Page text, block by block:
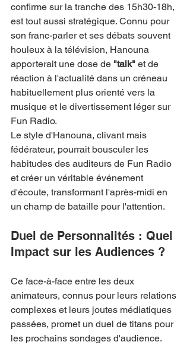
confirme sur la tranche des 15h30-18h,
est tout aussi stratégique. Connu pour
son franc-parler et ses débats souvent
houleux à la télévision, Hanouna
apporterait une dose de "talk" et de
réaction à l'actualité dans un créneau
habituellement plus orienté vers la
musique et le divertissement léger sur
Fun Radio.
Le style d'Hanouna, clivant mais
fédérateur, pourrait bousculer les
habitudes des auditeurs de Fun Radio
et créer un véritable événement
d'écoute, transformant l'après-midi en
un champ de bataille pour l'attention.
Duel de Personnalités : Quel
Impact sur les Audiences ?
Ce face-à-face entre les deux
animateurs, connus pour leurs relations
complexes et leurs joutes médiatiques
passées, promet un duel de titans pour
les prochains sondages d'audience.